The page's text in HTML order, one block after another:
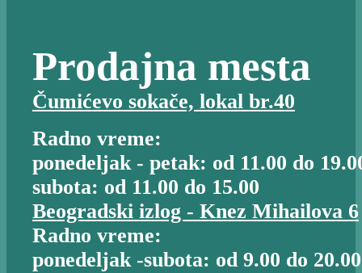
Prodajna mesta
Čumićevo sokače, lokal br.40
Radno vreme:
ponedeljak - petak: od 11.00 do
subota: od 11.00 do 15.00
Beogradski izlog - Knez Mihailova 6
Radno vreme:
ponedeljak -subota: od 9.00 do 20.00